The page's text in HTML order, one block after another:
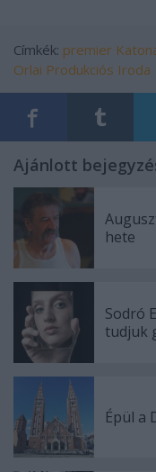
Címkék: premier
Orlai Produkciós Iroda
Ajánlott
hete
Sodró
tudjuk
Épül a